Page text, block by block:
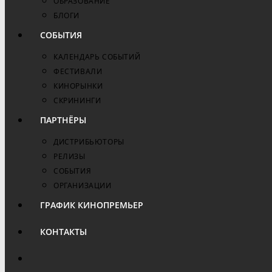
БЛОГИ
СОБЫТИЯ
КАЛЕНДАРЬ СОБЫТИЙ
ФЕСТИВАЛИ
КИНОРЫНКИ
СКРИНИНГИ
ПАРТНЁРЫ
ДИСТРИБЬЮТОРЫ
РЕЛИЗЫ
СОБЫТИЯ
ОРГАНИЗАЦИИ
ГРАФИК КИНОПРЕМЬЕР
КОНТАКТЫ